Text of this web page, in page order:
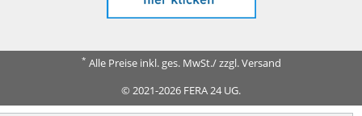
* Alle Preise inkl. ges. MwSt./ zzgl. Versand
© 2021-2026 FERA 24 UG.